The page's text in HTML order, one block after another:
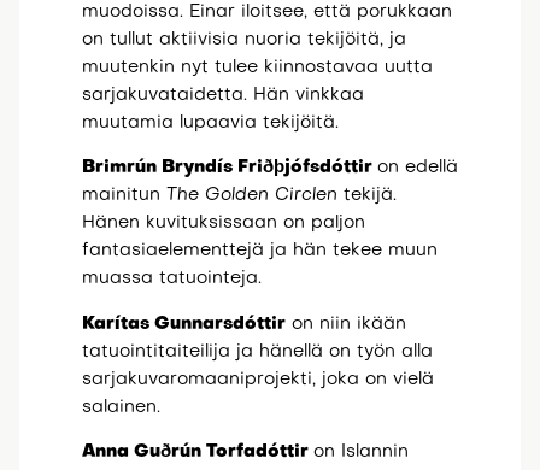
muodoissa. Einar iloitsee, että porukkaan
on tullut aktiivisia nuoria tekijöitä, ja
muutenkin nyt tulee kiinnostavaa uutta
sarjakuvataidetta. Hän vinkkaa
muutamia lupaavia tekijöitä.
Brimrún Bryndís Friðþjófsdóttir on edellä
mainitun
The Golden Circlen tekijä.
Hänen kuvituksissaan on paljon
fantasiaelementtejä ja hän tekee muun
muassa tatuointeja.
Karítas Gunnarsdóttiron niin ikään
tatuointitaiteilija ja hänellä on työn alla
sarjakuvaromaaniprojekti, joka on vielä
salainen.
Anna Guðrún Torfadóttir on Islannin